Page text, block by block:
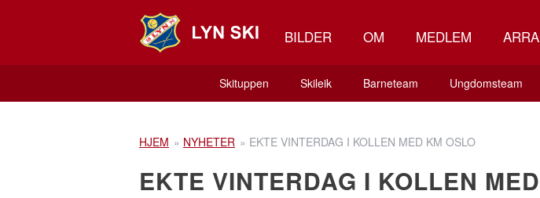
BILDER OM MEDLEM
Skituppen Skileik Barneteam Ungdomsteam
HJEM » NYHETER » EKTE VINTERDAG I KOLLEN MED KM OSLO
EKTE VINTERDAG I KOLLEN